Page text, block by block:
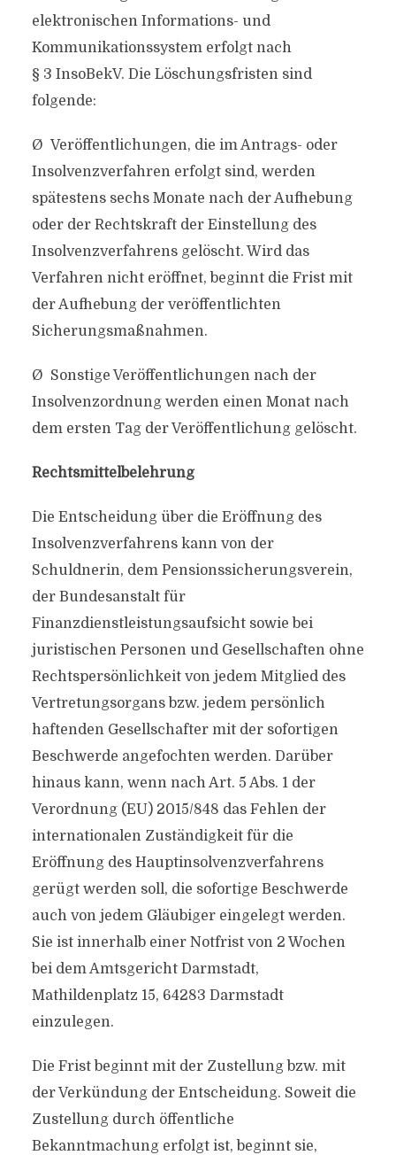
elektronischen Informations- und
Kommunikationssystem erfolgt nach
§ 3 InsoBekV. Die Löschungsfristen sind
folgende:
Ø Veröffentlichungen, die im Antrags- oder
Insolvenzverfahren erfolgt sind, werden
spätestens sechs Monate nach der Aufhebung
oder der Rechtskraft der Einstellung des
Insolvenzverfahrens gelöscht. Wird das
Verfahren nicht eröffnet, beginnt die Frist mit
der Aufhebung der veröffentlichten
Sicherungsmaßnahmen.
Ø Sonstige Veröffentlichungen nach der
Insolvenzordnung werden einen Monat nach
dem ersten Tag der Veröffentlichung gelöscht.
Rechtsmittelbelehrung
Die Entscheidung über die Eröffnung des
Insolvenzverfahrens kann von der
Schuldnerin, dem Pensionssicherungsverein,
der Bundesanstalt für
Finanzdienstleistungsaufsicht sowie bei
juristischen Personen und Gesellschaften ohne
Rechtspersönlichkeit von jedem Mitglied des
Vertretungsorgans bzw. jedem persönlich
haftenden Gesellschafter mit der sofortigen
Beschwerde angefochten werden. Darüber
hinaus kann, wenn nach Art. 5 Abs. 1 der
Verordnung (EU) 2015/848 das Fehlen der
internationalen Zuständigkeit für die
Eröffnung des Hauptinsolvenzverfahrens
gerügt werden soll, die sofortige Beschwerde
auch von jedem Gläubiger eingelegt werden.
Sie ist innerhalb einer Notfrist von 2 Wochen
bei dem Amtsgericht Darmstadt,
Mathildenplatz 15, 64283 Darmstadt
einzulegen.
Die Frist beginnt mit der Zustellung bzw. mit
der Verkündung der Entscheidung. Soweit die
Zustellung durch öffentliche
Bekanntmachung erfolgt ist, beginnt sie,